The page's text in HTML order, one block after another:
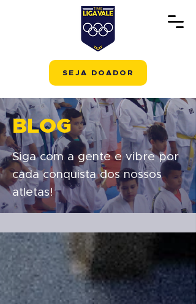
SEJA DOADOR
BLOG
Siga com a gente e vibre por
cada conquista dos nossos
atletas!